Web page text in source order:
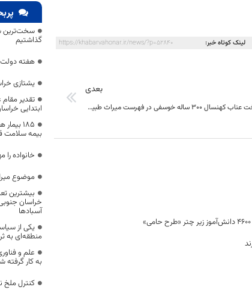
لینک کوتاه خبر: https://khabarvahonar.ir/news/?p=52840
بعدی
ثبت درخت عناب کهنسال ۳۰۰ ساله خوسفی در فهرست میراث طبیعی کشور
سخت‌ترین
گذاشتیم
هفته
یشتازی
تقدیر
ابتدایی خراسان جنوبی/ ۴۶۰۰
۱۸۵
بیمه سلامت
خانواده
موضوع
بیشترین
خراسان
آسبادها
یکی از
منطقه‌ای به
علم و
به کار گرفته
کنترل ملخ